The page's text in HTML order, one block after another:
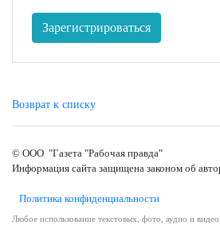
Зарегистрироваться
Возврат к списку
© ООО "Газета "Рабочая правда"
Информация сайта защищена законом об
Политика конфиденциальности
Любое использование текстовых, фото, аудио и